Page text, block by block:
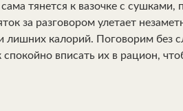
тянется к вазочке с сушками,
за разговором улетает
лишних калорий. Поговорим без
вписать их в рацион,